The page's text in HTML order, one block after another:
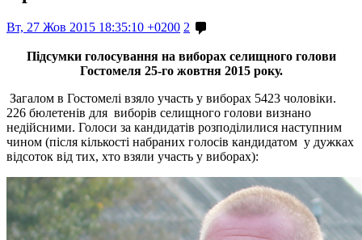
Вт, 27 Жов 2015 18:35:10 +0200 2
Підсумки голосування на виборах селищного голови
Гостомеля 25-го жовтня 2015 року.
Загалом в Гостомелі взяло участь у виборах 5423 чоловіки.
226 бюлетенів для виборів селищного голови визнано
недійсними. Голоси за кандидатів розподілилися наступним
чином (після кількості набраних голосів кандидатом у дужках
відсоток від тих, хто взяли участь у виборах):